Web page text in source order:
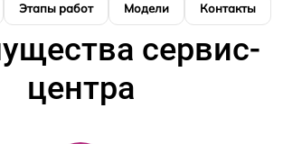
Этапы работ Модели Контакты
сервис-
центра